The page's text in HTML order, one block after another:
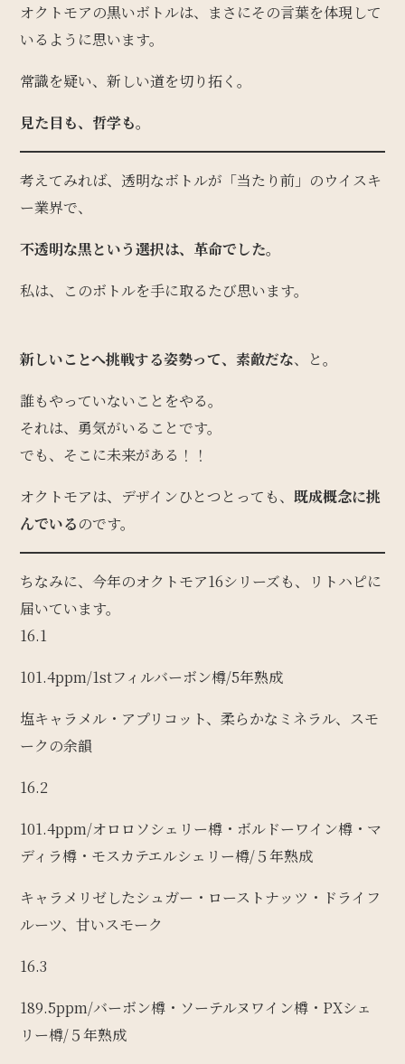
オクトモアの黒いボトルは、まさにその言葉を体現して
いるように思います。
常識を疑い、新しい道を切り拓く。
見た目も、哲学も。
考えてみれば、透明なボトルが「当たり前」のウイスキ
ー業界で、
不透明な黒という選択は、革命でした。
私は、このボトルを手に取るたび思います。
新しいことへ挑戦する姿勢って、素敵だな、と。
誰もやっていないことをやる。
それは、勇気がいることです。
でも、そこに未来がある！！
オクトモアは、デザインひとつとっても、既成概念に挑
んでいるのです。
ちなみに、今年のオクトモア16シリーズも、リトハピに
届いています。
16.1
101.4ppm/1stフィルバーボン樽/5年熟成
塩キャラメル・アプリコット、柔らかなミネラル、スモ
ークの余韻
16.2
101.4ppm/オロロソシェリー樽・ボルドーワイン樽・マ
ディラ樽・モスカテエルシェリー樽/５年熟成
キャラメリゼしたシュガー・ローストナッツ・ドライフ
ルーツ、甘いスモーク
16.3
189.5ppm/バーボン樽・ソーテルヌワイン樽・PXシェ
リー樽/５年熟成